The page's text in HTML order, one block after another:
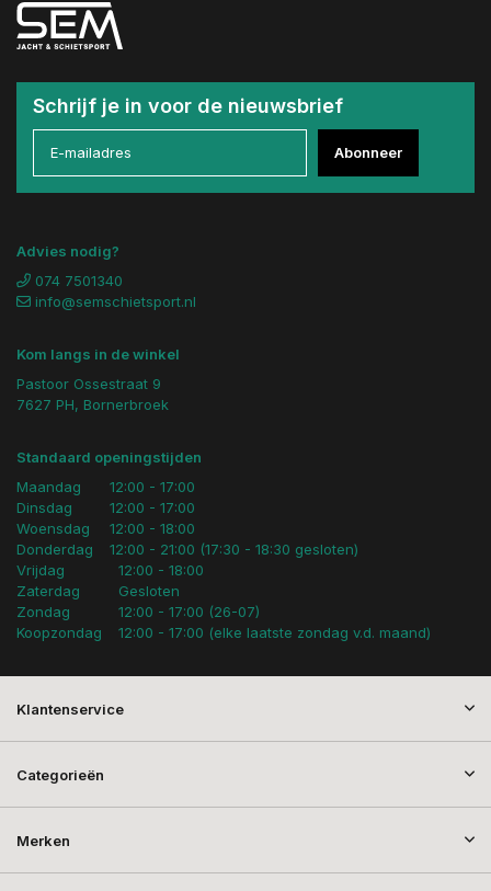
Schrijf je in voor de nieuwsbrief
Abonneer
Advies nodig?
074 7501340
info@semschietsport.nl
Kom langs in de winkel
Pastoor Ossestraat 9
7627 PH, Bornerbroek
Standaard openingstijden
Maandag
Dinsdag
Woensdag
Donderdag
12:00 - 17:00
12:00 - 17:00
12:00 - 18:00
12:00 - 21:00 (17:30 - 18:30 gesloten)
Vrijdag
Zaterdag
Zondag
Koopzondag
12:00 - 18:00
Gesloten
12:00 - 17:00 (26-07)
12:00 - 17:00 (elke laatste zondag v.d. maand)
Klantenservice
Categorieën
Merken